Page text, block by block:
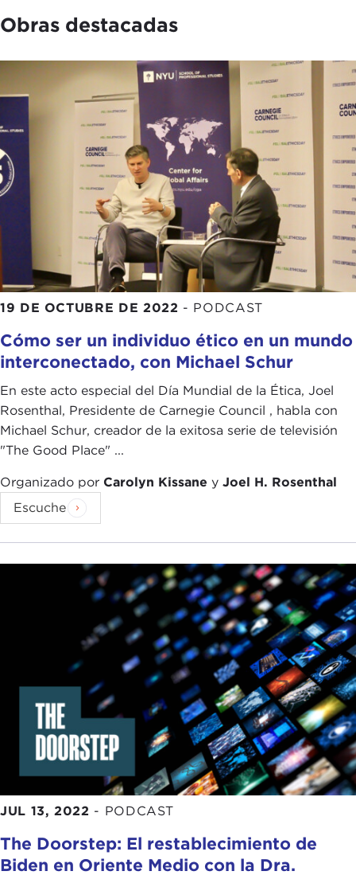
Obras destacadas
19 DE OCTUBRE DE 2022 - PODCAST
Cómo ser un individuo ético en un mundo
interconectado, con Michael Schur
En este acto especial del Día Mundial de la Ética, Joel
Rosenthal, Presidente de Carnegie Council , habla con
Michael Schur, creador de la exitosa serie de televisión
"The Good Place" ...
Organizado por Carolyn Kissane y Joel H. Rosenthal
Escuche
JUL 13, 2022 - PODCAST
The Doorstep: El restablecimiento de
Biden en Oriente Medio con la Dra.